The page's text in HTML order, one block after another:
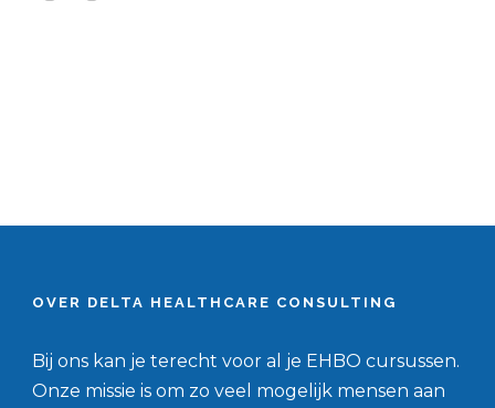
OVER DELTA HEALTHCARE CONSULTING
Bij ons kan je terecht voor al je EHBO cursussen.
Onze missie is om zo veel mogelijk mensen aan